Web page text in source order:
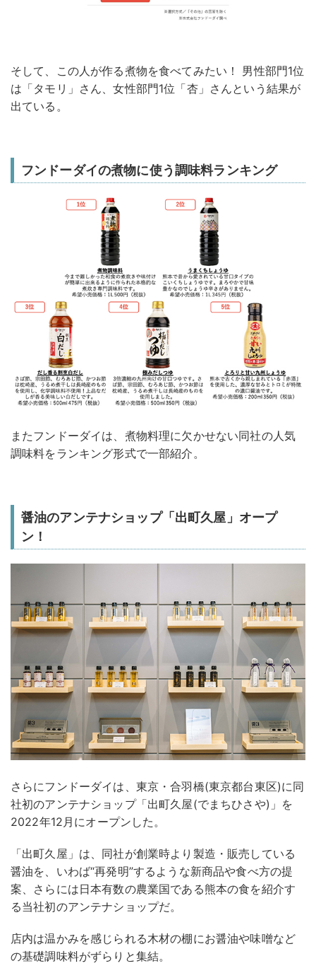
そして、この人が作る煮物を食べてみたい！ 男性部門1位
は「タモリ」さん、女性部門1位「杏」さんという結果が
出ている。
フンドーダイの煮物に使う調味料ランキング
またフンドーダイは、煮物料理に欠かせない同社の人気
調味料をランキング形式で一部紹介。
醤油のアンテナショップ「出町久屋」オープ
ン！
さらにフンドーダイは、東京・合羽橋(東京都台東区)に同
社初のアンテナショップ「出町久屋(でまちひさや)」を
2022年12月にオープンした。
「出町久屋」は、同社が創業時より製造・販売している
醤油を、いわば“再発明”するような新商品や食べ方の提
案、さらには日本有数の農業国である熊本の食を紹介す
る当社初のアンテナショップだ。
店内は温かみを感じられる木材の棚にお醤油や味噌など
の基礎調味料がずらりと集結。